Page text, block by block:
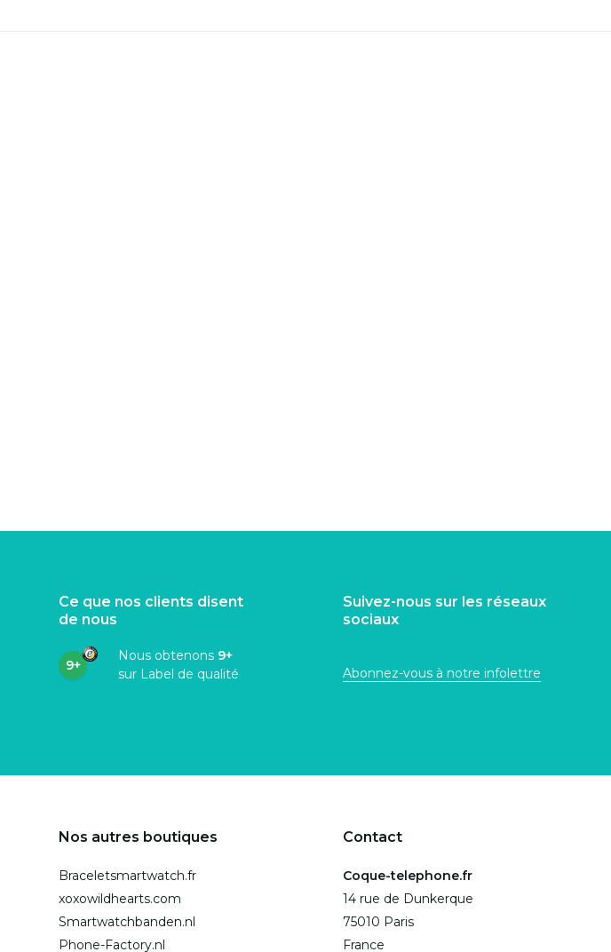
Ce que nos clients disent
de nous
9+
Nous obtenons 9+
sur Label de qualité
Suivez-nous sur les réseaux
sociaux
Abonnez-vous à notre infolettre
Nos autres boutiques
Braceletsmartwatch.fr
xoxowildhearts.com
Smartwatchbanden.nl
Phone-Factory.nl
Contact
Coque-telephone.fr
14 rue de Dunkerque
75010 Paris
France